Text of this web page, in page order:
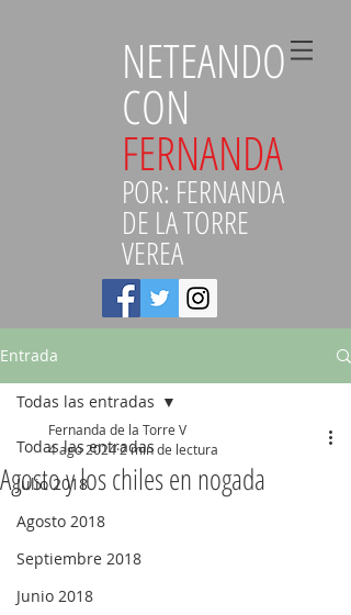
NETEANDO
CON
FERNANDA
POR: FERNANDA
DE LA TORRE
VEREA
Entrada
Todas las entradas
Julio 2018
Agosto 2018
Septiembre 2018
Junio 2018
Todas las entradas
Agosto y los chiles en nogada
Fernanda de la Torre V
4 ago 20242 min de lectura